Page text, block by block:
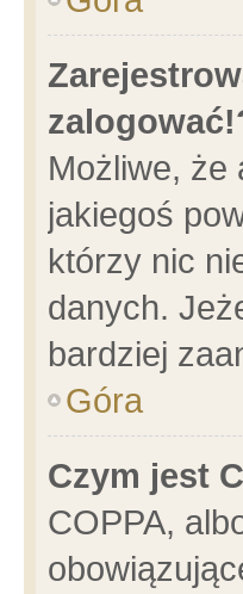
Możliwe, że
jakiegoś
którzy nic
danych.
bardziej
Góra
Czym jest
COPPA,